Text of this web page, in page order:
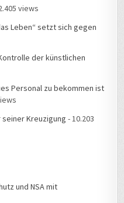
views
Leben“ setzt sich gegen
der künstlichen
Personal zu bekommen ist
Kreuzigung - 10.203
und NSA mit